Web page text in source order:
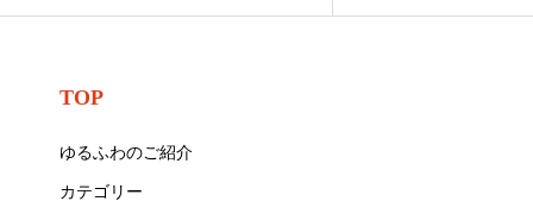
TOP
ゆるふわのご紹介
カテゴリー